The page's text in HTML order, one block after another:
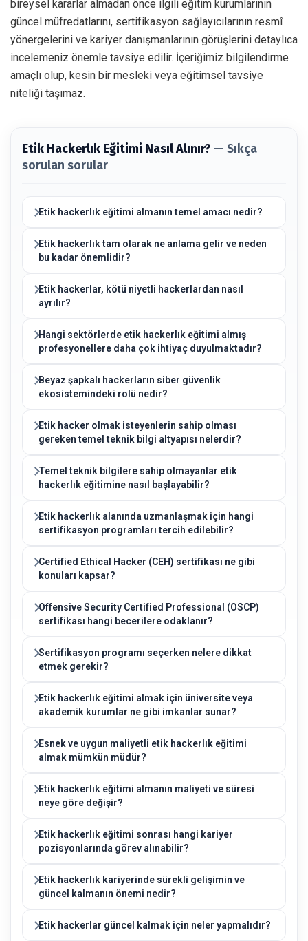
bireysel kararlar almadan önce ilgili eğitim kurumlarının
güncel müfredatlarını, sertifikasyon sağlayıcılarının resmî
yönergelerini ve kariyer danışmanlarının görüşlerini detaylıca
incelemeniz önemle tavsiye edilir. İçeriğimiz bilgilendirme
amaçlı olup, kesin bir mesleki veya eğitimsel tavsiye
niteliği taşımaz.
Etik Hackerlık Eğitimi Nasıl Alınır? — Sıkça
sorulan sorular
Etik hackerlık eğitimi almanın temel amacı nedir?
Etik hackerlık tam olarak ne anlama gelir ve neden
bu kadar önemlidir?
Etik hackerlar, kötü niyetli hackerlardan nasıl
ayrılır?
Hangi sektörlerde etik hackerlık eğitimi almış
profesyonellere daha çok ihtiyaç duyulmaktadır?
Beyaz şapkalı hackerların siber güvenlik
ekosistemindeki rolü nedir?
Etik hacker olmak isteyenlerin sahip olması
gereken temel teknik bilgi altyapısı nelerdir?
Temel teknik bilgilere sahip olmayanlar etik
hackerlık eğitimine nasıl başlayabilir?
Etik hackerlık alanında uzmanlaşmak için hangi
sertifikasyon programları tercih edilebilir?
Certified Ethical Hacker (CEH) sertifikası ne gibi
konuları kapsar?
Offensive Security Certified Professional (OSCP)
sertifikası hangi becerilere odaklanır?
Sertifikasyon programı seçerken nelere dikkat
etmek gerekir?
Etik hackerlık eğitimi almak için üniversite veya
akademik kurumlar ne gibi imkanlar sunar?
Esnek ve uygun maliyetli etik hackerlık eğitimi
almak mümkün müdür?
Etik hackerlık eğitimi almanın maliyeti ve süresi
neye göre değişir?
Etik hackerlık eğitimi sonrası hangi kariyer
pozisyonlarında görev alınabilir?
Etik hackerlık kariyerinde sürekli gelişimin ve
güncel kalmanın önemi nedir?
Etik hackerlar güncel kalmak için neler yapmalıdır?